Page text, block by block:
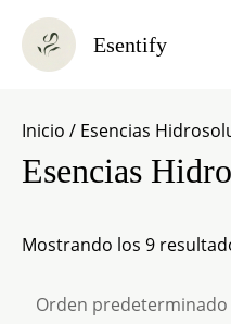
contenido
Esentify
Inicio / Esencias
Esencias
Mostrando los 9